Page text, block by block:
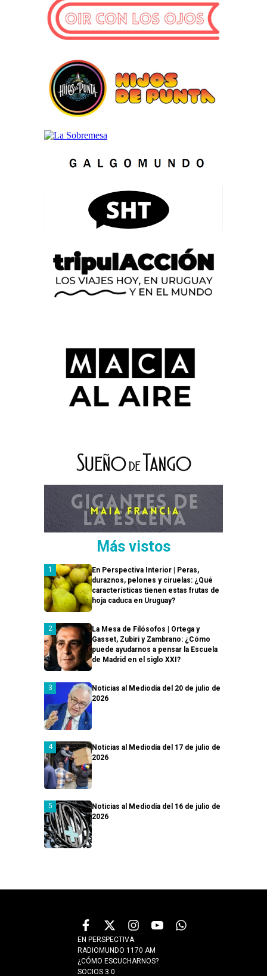
Más vistos
En Perspectiva Interior | Peras,
duraznos, pelones y ciruelas: ¿Qué
características tienen estas frutas de
hoja caduca en Uruguay?
La Mesa de Filósofos | Ortega y
Gasset, Zubiri y Zambrano: ¿Cómo
puede ayudarnos a pensar la Escuela
de Madrid en el siglo XXI?
Noticias al Mediodía del 20 de julio de
2026
Noticias al Mediodía del 17 de julio de
2026
Noticias al Mediodía del 16 de julio de
2026
EN PERSPECTIVA
RADIOMUNDO 1170 AM
¿CÓMO ESCUCHARNOS?
SOCIOS 3.0